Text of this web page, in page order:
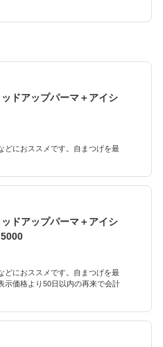
ドアップパーマ＋アイシ
どにおススメです。自まつげを最
ドアップパーマ＋アイシ
どにおススメです。自まつげを最
示価格より50日以内の再来で会計